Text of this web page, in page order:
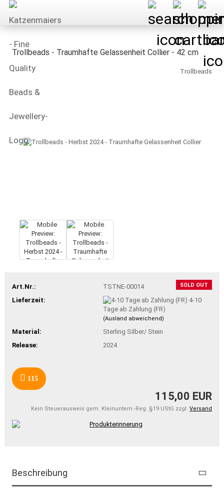
Trollbeads - Traumhafte Gelassenheit Collier - 42 cm
Trollbeads
SOLD OUT
Art.Nr.:
TSTNE-00014
Lieferzeit:
4-10
Tage ab Zahlung (FR)
(Ausland abweichend)
Material:
Sterling Silber/ Stein
Release:
2024
115
115,00 EUR
Kein Steuerausweis gem. Kleinuntern.-Reg. §19 UStG zzgl. Versand
Beschreibung